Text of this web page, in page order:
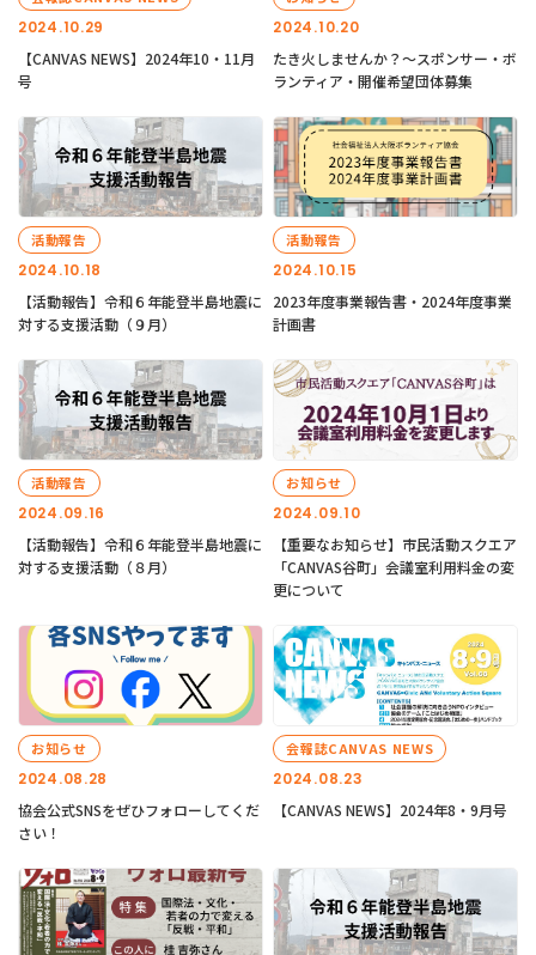
2024.10.29
【CANVAS NEWS】2024年10・11月
号
2024.10.20
たき火しませんか？～スポンサー・ボ
ランティア・開催希望団体募集
2024.10.18
活動報告
【活動報告】令和６年能登半島地震に
対する支援活動（９月）
2024.10.15
活動報告
2023年度事業報告書・2024年度事業
計画書
2024.09.16
活動報告
【活動報告】令和６年能登半島地震に
対する支援活動（８月）
2024.09.10
お知らせ
【重要なお知らせ】市民活動スクエア
「CANVAS谷町」会議室利用料金の変
更について
2024.08.28
お知らせ
協会公式SNSをぜひフォローしてくだ
さい！
2024.08.23
会報誌CANVAS NEWS
【CANVAS NEWS】2024年8・9月号